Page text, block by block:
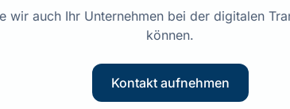
wir auch Ihr Unternehmen bei der digitalen
können.
Kontakt aufnehmen